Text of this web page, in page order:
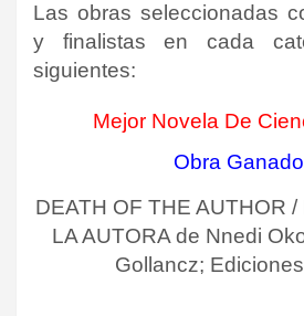
Las obras seleccionadas
y finalistas en cada
siguientes:
Mejor Novela De
Obra
DEATH OF THE AUTHOR
LA AUTORA de Nnedi
Gollancz;